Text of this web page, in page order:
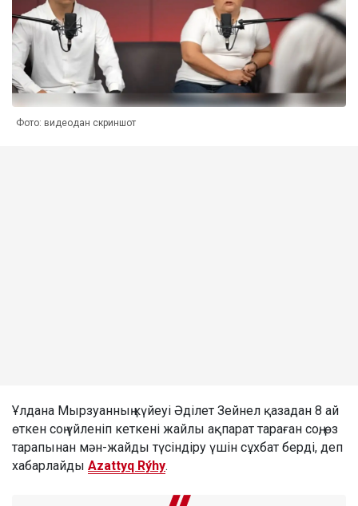
Фото: видеодан скриншот
Ұлдана Мырзуанның күйеуі Әділет Зейнел қазадан 8 ай
өткен соң үйленіп кеткені жайлы ақпарат тараған соң, өз
тарапынан мән-жайды түсіндіру үшін сұхбат берді, деп
хабарлайды Azattyq Rýhy.